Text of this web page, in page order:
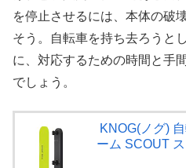
を停止させるには、本体の破
そう。自転車を持ち去ろうと
に、対応するための時間と手
でしょう。
KNOG(ノグ)
ーム SCOUT